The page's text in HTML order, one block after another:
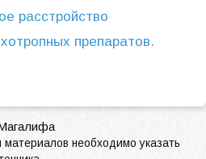
расстройство
препаратов.
необходимо указать